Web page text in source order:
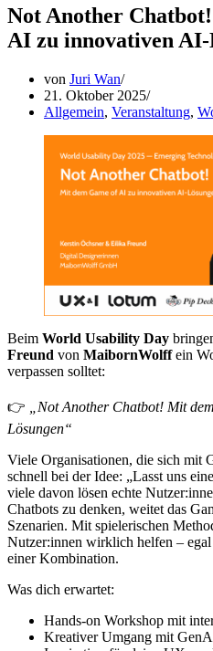
Not Another
AI zu innovativen AI-
von Juri Wan
21. Oktober 2025
Allgemein, Veranstaltung,
Beim World Usability Day
Freund von MaibornWolffein
verpassen solltet:
👉
„Not Another Chatbot! Mit
Lösungen“
Viele Organisationen, die sich mit
schnell bei der Idee: „Lasst uns
viele davon lösen echte
Chatbots zu denken, weitet das
Szenarien. Mit spielerischen
Nutzer:innen wirklich helfen –
einer Kombination.
Was dich erwartet:
Hands-on Workshop mit
Kreativer Umgang mit